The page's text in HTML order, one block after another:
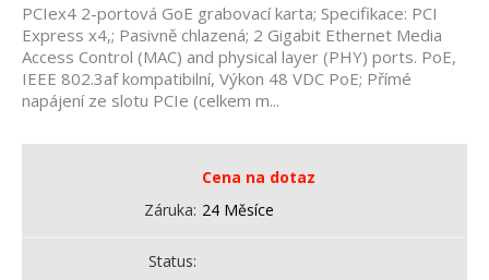
PCIex4 2-portová GoE grabovací karta; Specifikace: PCI
Express x4,; Pasivně chlazená; 2 Gigabit Ethernet Media
Access Control (MAC) and physical layer (PHY) ports. PoE,
IEEE 802.3af kompatibilní, Výkon 48 VDC PoE; Přímé
napájení ze slotu PCIe (celkem m...
Cena na dotaz
Záruka 24 Měsíce
Status